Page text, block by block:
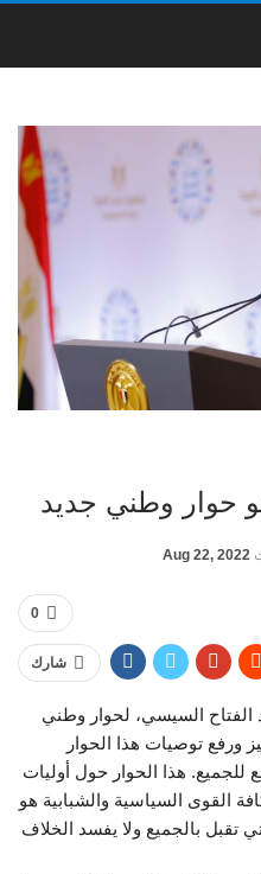
حوار وطني جديد
Aug 22, 2022
0
شارك
الفتاح السيسي، لحوار وطني
ورفع توصيات هذا الحوار
للجميع. هذا الحوار حول أوليات
القوى السياسية والشبابية هو
تقبل بالجميع ولا يفسد الخلاف